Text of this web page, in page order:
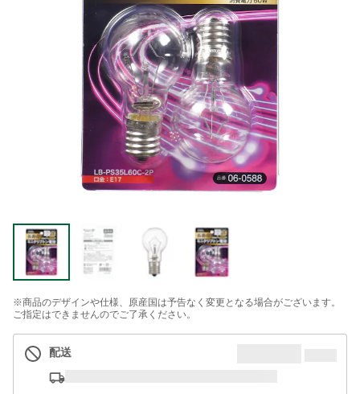
※商品のデザインや仕様、原産国は予告なく変更となる場合がございます。
ご指定はできませんのでご了承ください。
配送